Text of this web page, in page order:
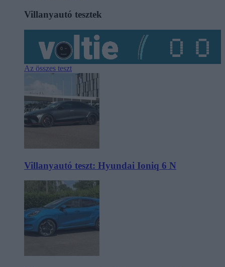
Villanyautó tesztek
Az összes teszt
Villanyautó teszt: Hyundai Ioniq 6 N